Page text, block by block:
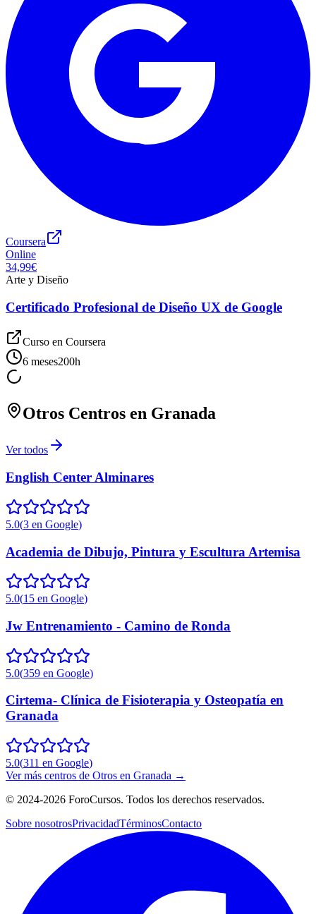
Coursera
Online
34,99€
Arte y Diseño
Certificado Profesional de Diseño UX de Google
Curso en Coursera
6 meses200h
Otros Centros en Granada
Ver todos
English Center Alminares
5.0(3 en Google)
Academia de Dibujo, Pintura y Escultura Artemisa
5.0(15 en Google)
Jw Entrenamiento - Camino de Ronda
5.0(359 en Google)
Cirtema- Clínica de Fisioterapia y Osteopatía en
Granada
5.0(311 en Google)
Ver más centros de Otros en Granada →
© 2024-2026 ForoCursos. Todos los derechos reservados.
Sobre nosotrosPrivacidadTérminosContacto